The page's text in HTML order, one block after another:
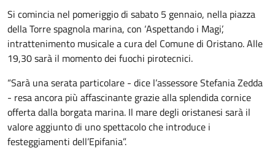
Si comincia nel pomeriggio di sabato 5 gennaio, nella piazza
della Torre spagnola marina, con ‘Aspettando i Magi’,
intrattenimento musicale a cura del Comune di Oristano. Alle
19,30 sarà il momento dei fuochi pirotecnici.
“Sarà una serata particolare - dice l’assessore Stefania Zedda
- resa ancora più affascinante grazie alla splendida cornice
offerta dalla borgata marina. Il mare degli oristanesi sarà il
valore aggiunto di uno spettacolo che introduce i
festeggiamenti dell’Epifania”.